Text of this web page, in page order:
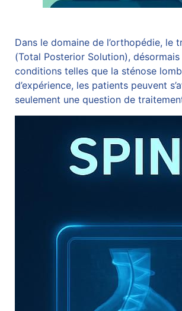
Dans le domaine de l’orthopédie,
(Total Posterior Solution),
conditions telles que la sténose
d’expérience, les patients peuvent
seulement une question de